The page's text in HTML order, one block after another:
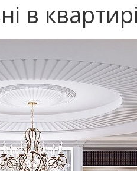
в